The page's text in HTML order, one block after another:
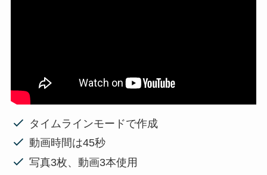
タイムラインモードで作成
動画時間は45秒
写真3枚、動画3本使用